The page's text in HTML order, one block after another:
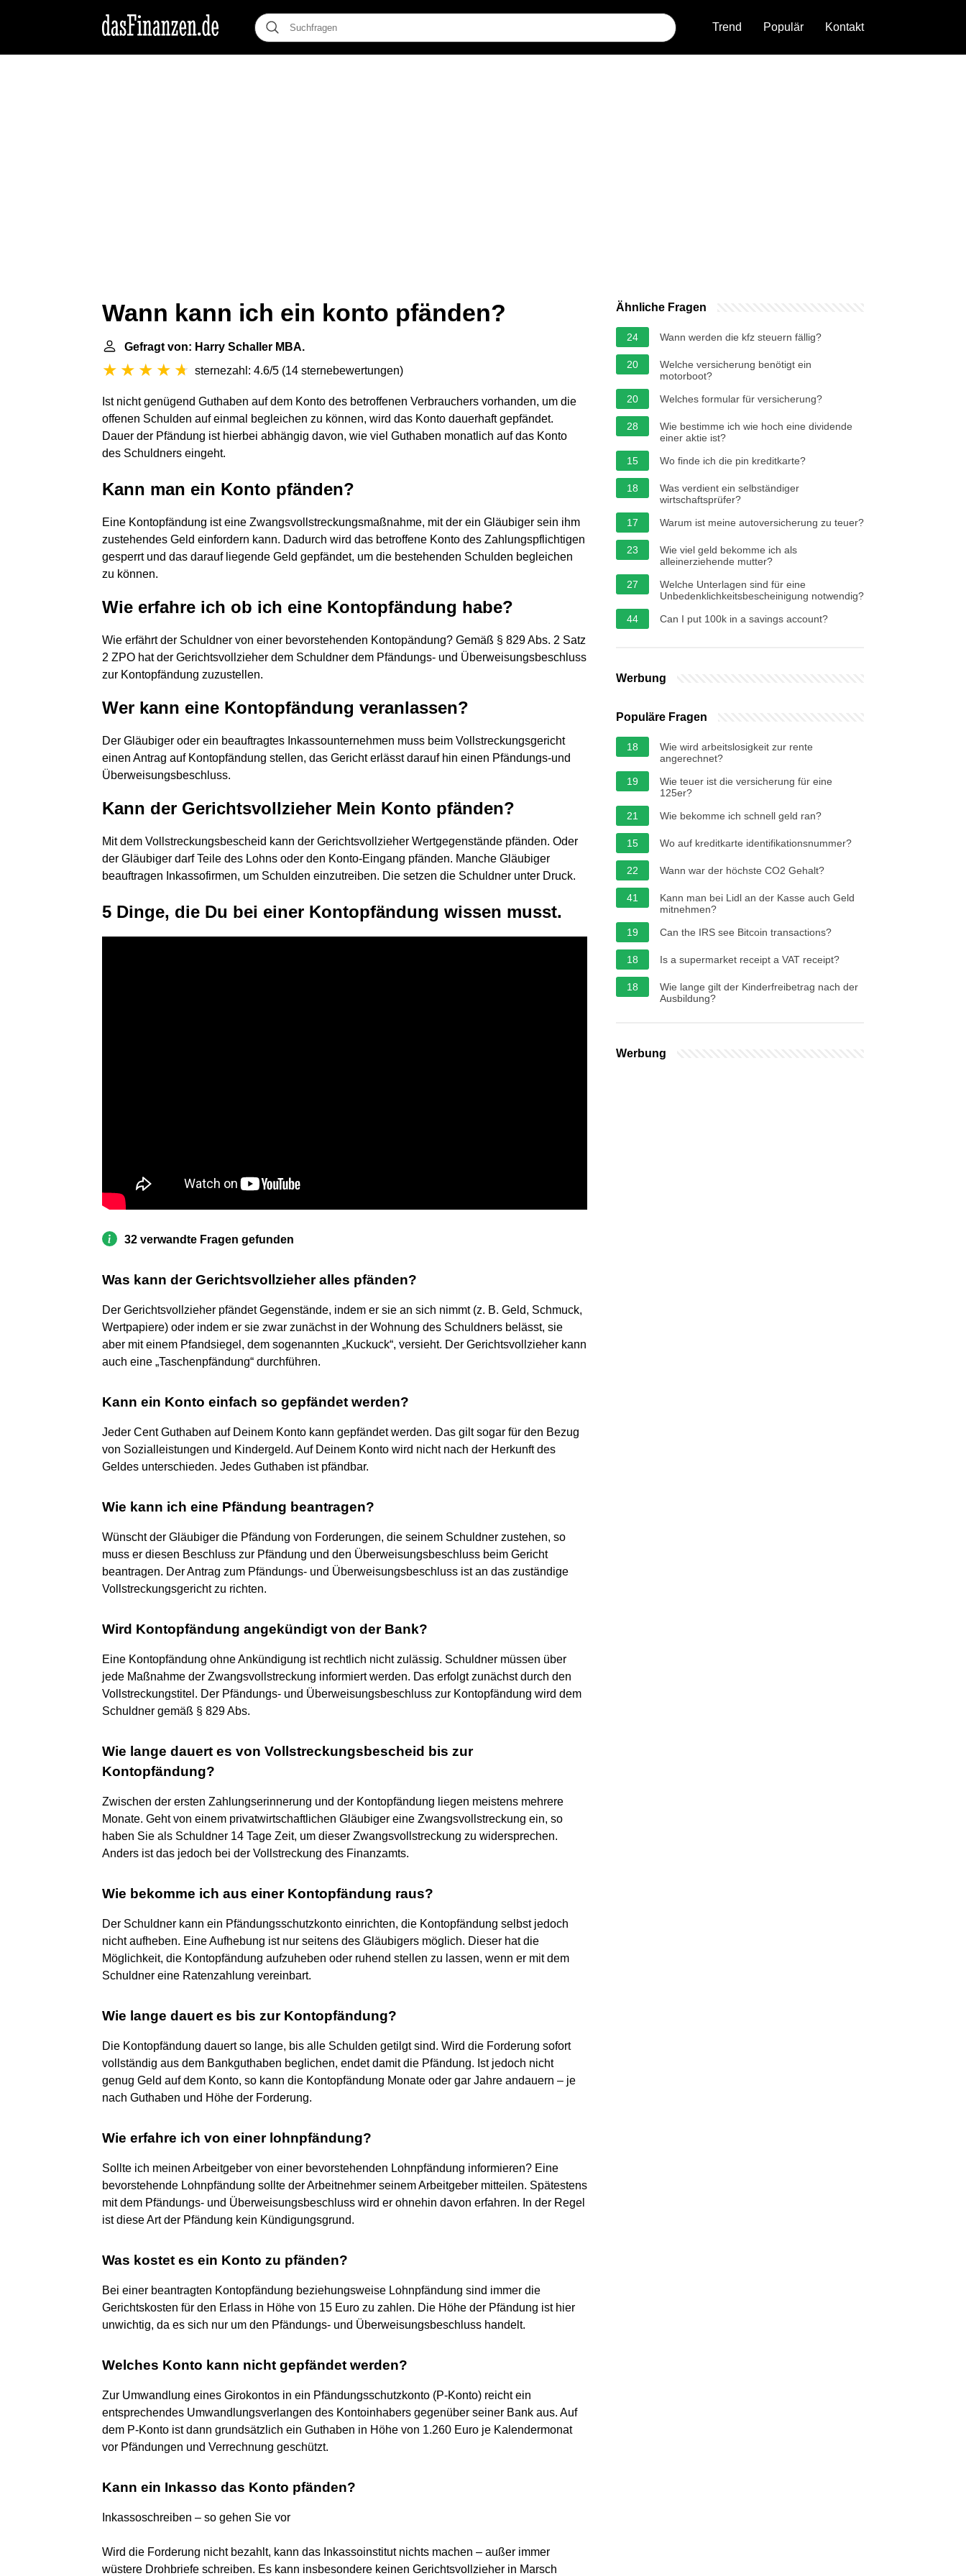
Trend Populär Kontakt
Wann kann ich ein konto pfänden?
Gefragt von: Harry Schaller MBA.
sternezahl: 4.6/5 (14 sternebewertungen)
Ist nicht genügend Guthaben auf dem Konto des betroffenen Verbrauchers vorhanden, um die
offenen Schulden auf einmal begleichen zu können, wird das Konto dauerhaft gepfändet.
Dauer der Pfändung ist hierbei abhängig davon, wie viel Guthaben monatlich auf das Konto
des Schuldners eingeht.
Kann man ein Konto pfänden?
Eine Kontopfändung ist eine Zwangsvollstreckungsmaßnahme, mit der ein Gläubiger sein ihm
zustehendes Geld einfordern kann. Dadurch wird das betroffene Konto des Zahlungspflichtigen
gesperrt und das darauf liegende Geld gepfändet, um die bestehenden Schulden begleichen
zu können.
Wie erfahre ich ob ich eine Kontopfändung habe?
Wie erfährt der Schuldner von einer bevorstehenden Kontopändung? Gemäß § 829 Abs. 2 Satz
2 ZPO hat der Gerichtsvollzieher dem Schuldner dem Pfändungs- und Überweisungsbeschluss
zur Kontopfändung zuzustellen.
Wer kann eine Kontopfändung veranlassen?
Der Gläubiger oder ein beauftragtes Inkassounternehmen muss beim Vollstreckungsgericht
einen Antrag auf Kontopfändung stellen, das Gericht erlässt darauf hin einen Pfändungs-und
Überweisungsbeschluss.
Kann der Gerichtsvollzieher Mein Konto pfänden?
Mit dem Vollstreckungsbescheid kann der Gerichtsvollzieher Wertgegenstände pfänden. Oder
der Gläubiger darf Teile des Lohns oder den Konto-Eingang pfänden. Manche Gläubiger
beauftragen Inkassofirmen, um Schulden einzutreiben. Die setzen die Schuldner unter Druck.
5 Dinge, die Du bei einer Kontopfändung wissen musst.
32 verwandte Fragen gefunden
Was kann der Gerichtsvollzieher alles pfänden?
Der Gerichtsvollzieher pfändet Gegenstände, indem er sie an sich nimmt (z. B. Geld, Schmuck,
Wertpapiere) oder indem er sie zwar zunächst in der Wohnung des Schuldners belässt, sie
aber mit einem Pfandsiegel, dem sogenannten „Kuckuck“, versieht. Der Gerichtsvollzieher kann
auch eine „Taschenpfändung“ durchführen.
Kann ein Konto einfach so gepfändet werden?
Jeder Cent Guthaben auf Deinem Konto kann gepfändet werden. Das gilt sogar für den Bezug
von Sozialleistungen und Kindergeld. Auf Deinem Konto wird nicht nach der Herkunft des
Geldes unterschieden. Jedes Guthaben ist pfändbar.
Wie kann ich eine Pfändung beantragen?
Wünscht der Gläubiger die Pfändung von Forderungen, die seinem Schuldner zustehen, so
muss er diesen Beschluss zur Pfändung und den Überweisungsbeschluss beim Gericht
beantragen. Der Antrag zum Pfändungs- und Überweisungsbeschluss ist an das zuständige
Vollstreckungsgericht zu richten.
Wird Kontopfändung angekündigt von der Bank?
Eine Kontopfändung ohne Ankündigung ist rechtlich nicht zulässig. Schuldner müssen über
jede Maßnahme der Zwangsvollstreckung informiert werden. Das erfolgt zunächst durch den
Vollstreckungstitel. Der Pfändungs- und Überweisungsbeschluss zur Kontopfändung wird dem
Schuldner gemäß § 829 Abs.
Wie lange dauert es von Vollstreckungsbescheid bis zur
Kontopfändung?
Zwischen der ersten Zahlungserinnerung und der Kontopfändung liegen meistens mehrere
Monate. Geht von einem privatwirtschaftlichen Gläubiger eine Zwangsvollstreckung ein, so
haben Sie als Schuldner 14 Tage Zeit, um dieser Zwangsvollstreckung zu widersprechen.
Anders ist das jedoch bei der Vollstreckung des Finanzamts.
Wie bekomme ich aus einer Kontopfändung raus?
Der Schuldner kann ein Pfändungsschutzkonto einrichten, die Kontopfändung selbst jedoch
nicht aufheben. Eine Aufhebung ist nur seitens des Gläubigers möglich. Dieser hat die
Möglichkeit, die Kontopfändung aufzuheben oder ruhend stellen zu lassen, wenn er mit dem
Schuldner eine Ratenzahlung vereinbart.
Wie lange dauert es bis zur Kontopfändung?
Die Kontopfändung dauert so lange, bis alle Schulden getilgt sind. Wird die Forderung sofort
vollständig aus dem Bankguthaben beglichen, endet damit die Pfändung. Ist jedoch nicht
genug Geld auf dem Konto, so kann die Kontopfändung Monate oder gar Jahre andauern – je
nach Guthaben und Höhe der Forderung.
Wie erfahre ich von einer lohnpfändung?
Sollte ich meinen Arbeitgeber von einer bevorstehenden Lohnpfändung informieren? Eine
bevorstehende Lohnpfändung sollte der Arbeitnehmer seinem Arbeitgeber mitteilen. Spätestens
mit dem Pfändungs- und Überweisungsbeschluss wird er ohnehin davon erfahren. In der Regel
ist diese Art der Pfändung kein Kündigungsgrund.
Was kostet es ein Konto zu pfänden?
Bei einer beantragten Kontopfändung beziehungsweise Lohnpfändung sind immer die
Gerichtskosten für den Erlass in Höhe von 15 Euro zu zahlen. Die Höhe der Pfändung ist hier
unwichtig, da es sich nur um den Pfändungs- und Überweisungsbeschluss handelt.
Welches Konto kann nicht gepfändet werden?
Zur Umwandlung eines Girokontos in ein Pfändungsschutzkonto (P-Konto) reicht ein
entsprechendes Umwandlungsverlangen des Kontoinhabers gegenüber seiner Bank aus. Auf
dem P-Konto ist dann grundsätzlich ein Guthaben in Höhe von 1.260 Euro je Kalendermonat
vor Pfändungen und Verrechnung geschützt.
Kann ein Inkasso das Konto pfänden?
Inkassoschreiben – so gehen Sie vor
Wird die Forderung nicht bezahlt, kann das Inkassoinstitut nichts machen – außer immer
wüstere Drohbriefe schreiben. Es kann insbesondere keinen Gerichtsvollzieher in Marsch
Ähnliche Fragen
24 Wann werden die kfz steuern fällig?
20
Welche versicherung benötigt ein
motorboot?
20
Welches formular für versicherung?
28
Wie bestimme ich wie hoch eine dividende
einer aktie ist?
15
Wo finde ich die pin kreditkarte?
18
Was verdient ein selbständiger
wirtschaftsprüfer?
17
Warum ist meine autoversicherung zu teuer?
23
Wie viel geld bekomme ich als
alleinerziehende mutter?
27
Welche Unterlagen sind für eine
Unbedenklichkeitsbescheinigung notwendig?
44
Can I put 100k in a savings account?
Werbung
Populäre Fragen
18
Wie wird arbeitslosigkeit zur rente
angerechnet?
19
Wie teuer ist die versicherung für eine
125er?
21
Wie bekomme ich schnell geld ran?
15 Wo auf kreditkarte identifikationsnummer?
22 Wann war der höchste CO2 Gehalt?
41
Kann man bei Lidl an der Kasse auch Geld
mitnehmen?
19
Can the IRS see Bitcoin transactions?
18 Is a supermarket receipt a VAT receipt?
18
Wie lange gilt der Kinderfreibetrag nach der
Ausbildung?
Werbung